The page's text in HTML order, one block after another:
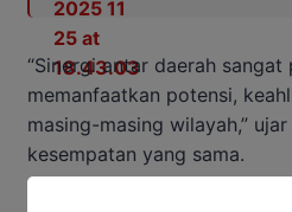
“Sinergi antar daerah sangat
memanfaatkan potensi,
masing-masing wilayah,”
kesempatan yang sama.